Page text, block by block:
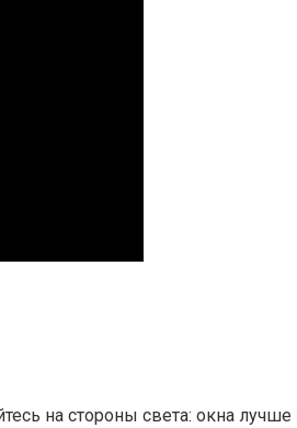
на стороны света: окна